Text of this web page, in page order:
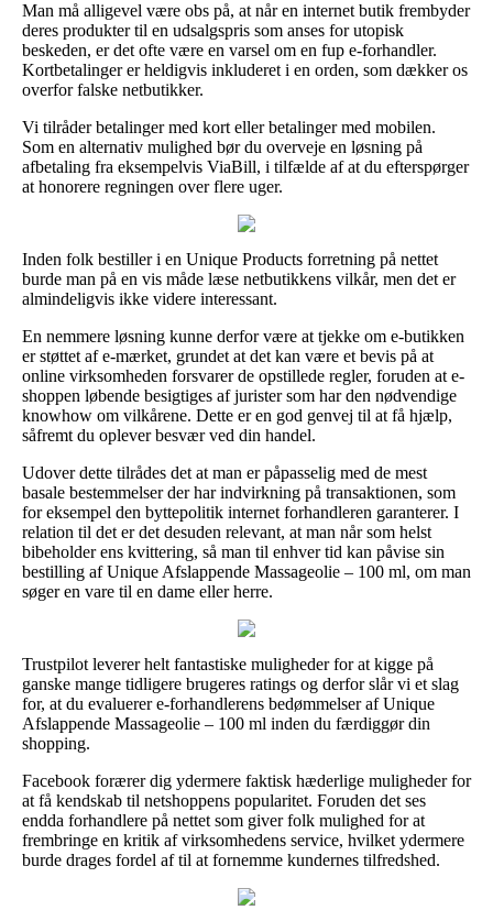
Man må alligevel være obs på, at når en internet butik frembyder
deres produkter til en udsalgspris som anses for utopisk
beskeden, er det ofte være en varsel om en fup e-forhandler.
Kortbetalinger er heldigvis inkluderet i en orden, som dækker os
overfor falske netbutikker.
Vi tilråder betalinger med kort eller betalinger med mobilen.
Som en alternativ mulighed bør du overveje en løsning på
afbetaling fra eksempelvis ViaBill, i tilfælde af at du efterspørger
at honorere regningen over flere uger.
Inden folk bestiller i en Unique Products forretning på nettet
burde man på en vis måde læse netbutikkens vilkår, men det er
almindeligvis ikke videre interessant.
En nemmere løsning kunne derfor være at tjekke om e-butikken
er støttet af e-mærket, grundet at det kan være et bevis på at
online virksomheden forsvarer de opstillede regler, foruden at e-
shoppen løbende besigtiges af jurister som har den nødvendige
knowhow om vilkårene. Dette er en god genvej til at få hjælp,
såfremt du oplever besvær ved din handel.
Udover dette tilrådes det at man er påpasselig med de mest
basale bestemmelser der har indvirkning på transaktionen, som
for eksempel den byttepolitik internet forhandleren garanterer. I
relation til det er det desuden relevant, at man når som helst
bibeholder ens kvittering, så man til enhver tid kan påvise sin
bestilling af Unique Afslappende Massageolie – 100 ml, om man
søger en vare til en dame eller herre.
Trustpilot leverer helt fantastiske muligheder for at kigge på
ganske mange tidligere brugeres ratings og derfor slår vi et slag
for, at du evaluerer e-forhandlerens bedømmelser af Unique
Afslappende Massageolie – 100 ml inden du færdiggør din
shopping.
Facebook forærer dig ydermere faktisk hæderlige muligheder for
at få kendskab til netshoppens popularitet. Foruden det ses
endda forhandlere på nettet som giver folk mulighed for at
frembringe en kritik af virksomhedens service, hvilket ydermere
burde drages fordel af til at fornemme kundernes tilfredshed.